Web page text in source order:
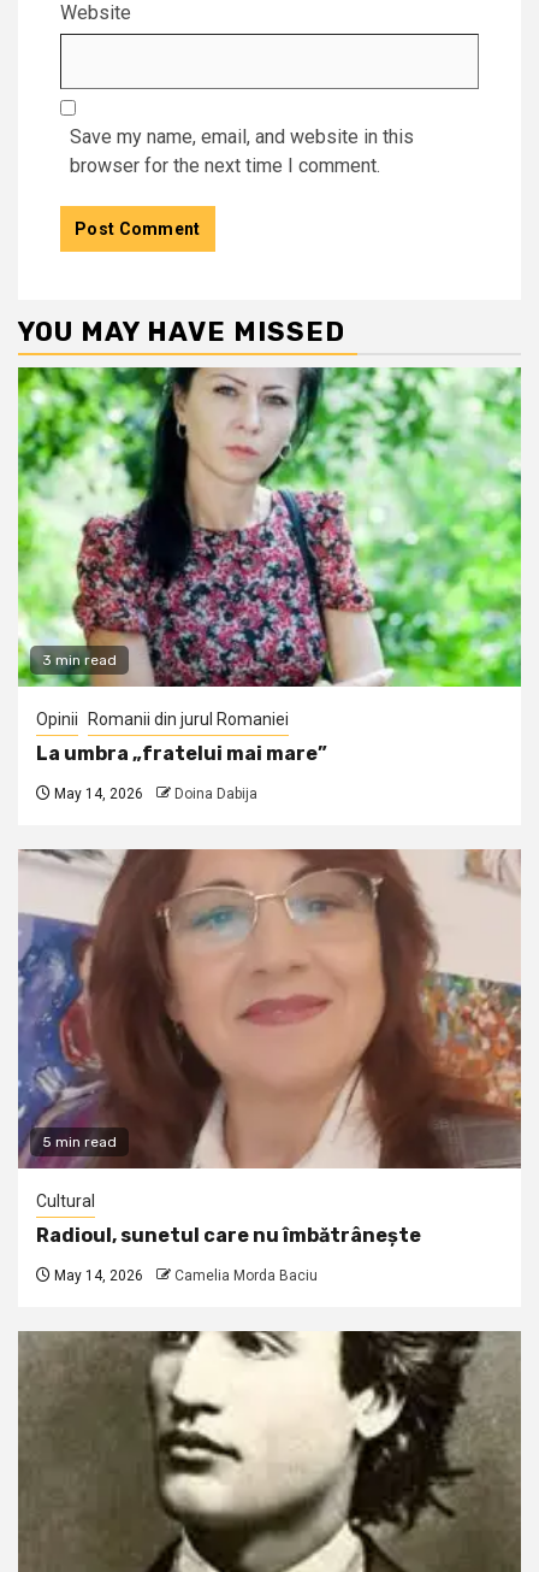
Website
Save my name, email, and website in this
browser for the next time I comment.
YOU MAY HAVE MISSED
3 min read
Opinii Romanii din jurul Romaniei
La umbra „fratelui mai mare”
May 14, 2026 Doina Dabija
5 min read
Cultural
Radioul, sunetul care nu îmbătrânește
May 14, 2026 Camelia Morda Baciu